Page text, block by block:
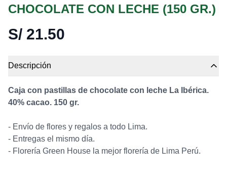
CHOCOLATE CON LECHE (150 GR.)
S/ 21.50
Descripción
Caja con pastillas de chocolate con leche La Ibérica.
40% cacao. 150 gr.
- Envío de flores y regalos a todo Lima.
- Entregas el mismo día.
- Florería Green House la mejor florería de Lima Perú.